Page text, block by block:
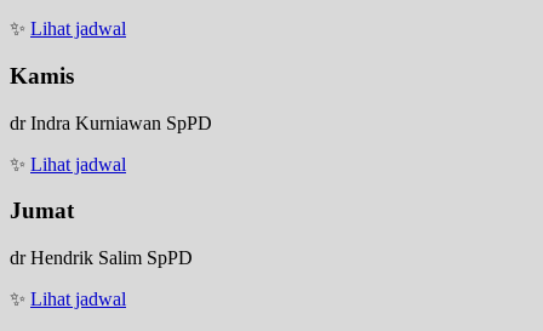
✨ Lihat jadwal
Kamis
dr Indra Kurniawan SpPD
✨ Lihat jadwal
Jumat
dr Hendrik Salim SpPD
✨ Lihat jadwal